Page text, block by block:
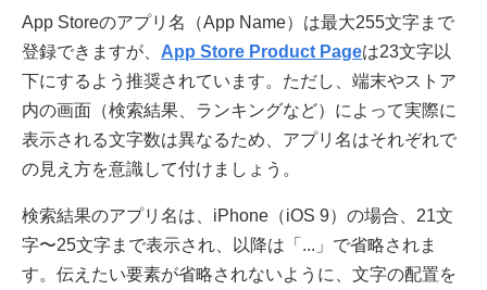
App Storeのアプリ名（App Name）は最大255文字まで
登録できますが、 App Store Product Pageは23文字以
下にするよう推奨されています。ただし、端末やストア
内の画面（検索結果、ランキングなど）によって実際に
表示される文字数は異なるため、アプリ名はそれぞれで
の見え方を意識して付けましょう。
検索結果のアプリ名は、iPhone（iOS 9）の場合、21文
字〜25文字まで表示され、以降は「...」で省略されま
す。伝えたい要素が省略されないように、文字の配置を